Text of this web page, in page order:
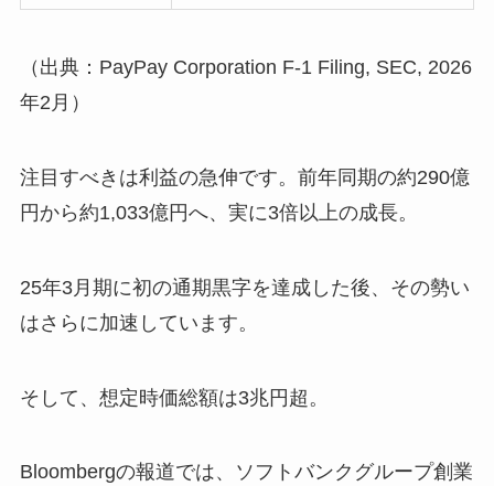
（出典：PayPay Corporation F-1 Filing, SEC, 2026
年2月）
注目すべきは利益の急伸です。前年同期の約290億
円から約1,033億円へ、実に3倍以上の成長。
25年3月期に初の通期黒字を達成した後、その勢い
はさらに加速しています。
そして、想定時価総額は3兆円超。
Bloombergの報道では、ソフトバンクグループ創業